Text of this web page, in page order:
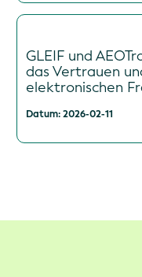
GLEIF und
das Vertrauen
elektronischen
Datum: 2026-02-11